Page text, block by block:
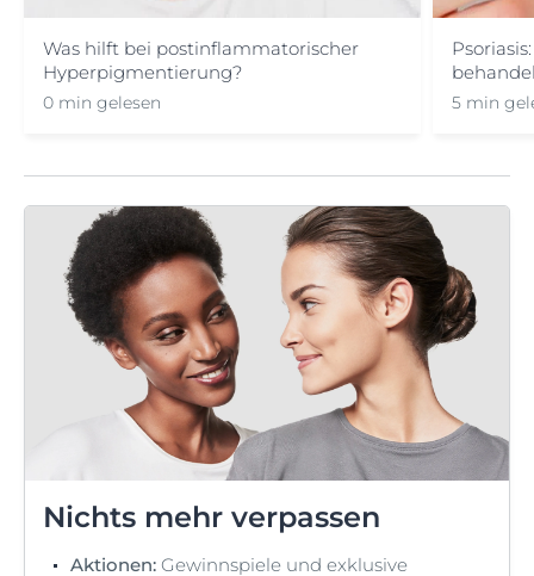
Was hilft bei postinflammatorischer
Hyperpigmentierung?
0 min gelesen 5 min
Nichts mehr verpassen
Aktionen: Gewinnspiele und exklusive